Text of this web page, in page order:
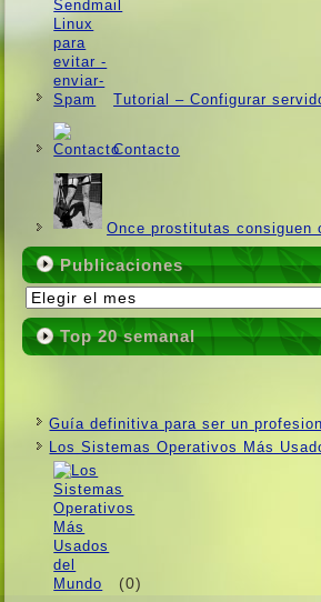
Tutorial – Configurar
Contacto
Once prostitutas consiguen
Publicaciones
Publicaciones
Top 20 semanal
Guí­a definitiva para ser un
Los Sistemas Operativos Más
(0)